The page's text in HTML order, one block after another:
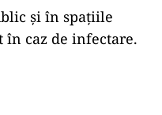
și în spațiile
în caz de infectare.